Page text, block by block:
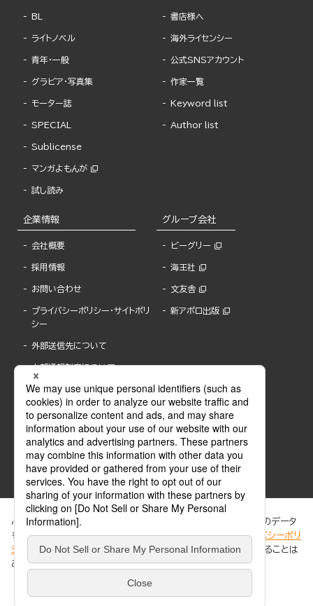
BL
ライトノベル
青年・一般
グラビア・写真集
モーター誌
SPECIAL
Sublicense
マンガよもんが
試し読み
書店様へ
海外ライセンシー
公式SNSアカウント
作家一覧
Keyword list
Author list
企業情報
会社概要
採用情報
お問い合わせ
プライバシーポリシー・サイトポリ
シー
外部送信先について
内部通報制度について
グループ会社
ビーグリー
海王社
文友舎
新アポロ出版
ABJマークは、この電子書店・電子書籍配信サービスが、著作権者からコンテンツ使用許諾を
得た正規版配信サービスであることを示す登録商標(登録番号 第6091713号)です。
ABJマークの詳細、ABJマークを掲示しているサービスの一覧はこちら。
ぶんか社が運営するサイトでは、利便性向上のためにCookie等のデータ
を使用しています。 当社のCookieについての詳細は、「プライバシーポリ
シー
」をご覧ください。当サイトでは、訪問者の個人情報を追跡することは
ありません。